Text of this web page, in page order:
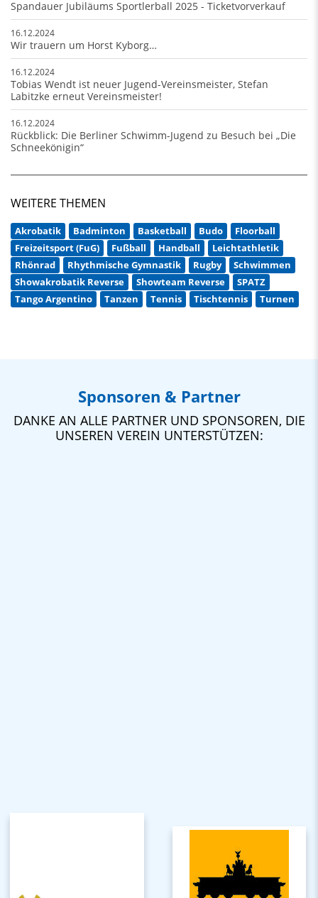
Spandauer Jubiläums Sportlerball 2025 - Ticketvorverkauf
16.12.2024
Wir trauern um Horst Kyborg…
16.12.2024
Tobias Wendt ist neuer Jugend-Vereinsmeister, Stefan
Labitzke erneut Vereinsmeister!
16.12.2024
Rückblick: Die Berliner Schwimm-Jugend zu Besuch bei „Die
Schneekönigin“
WEITERE THEMEN
Akrobatik Badminton Basketball Budo
Floorball
Freizeitsport (FuG)
Fußball Handball
Leichtathletik
Rhönrad
Rhythmische Gymnastik Rugby
Schwimmen
Showakrobatik Reverse
Showteam Reverse
SPATZ
Tango Argentino
Tanzen Tennis Tischtennis Turnen
Sponsoren & Partner
DANKE AN ALLE PARTNER UND SPONSOREN, DIE
UNSEREN VEREIN UNTERSTÜTZEN: